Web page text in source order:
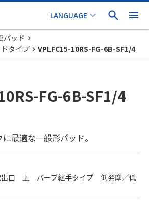
パッド
タイプ
VPLFC15-10RS-FG-6B-SF1/4
FG-6B-SF1/4
最適な一般形パッド。
口 上 バーブ継手タイプ 低発塵／低